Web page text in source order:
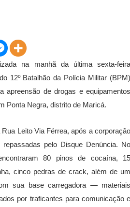
na manhã da última sexta-feira
12º Batalhão da Polícia Militar (BPM)
apreensão de drogas e equipamentos
Ponta Negra, distrito de Maricá.
Leito Via Férrea, após a corporação
repassadas pelo Disque Denúncia. No
80 pinos de cocaína, 15
cinco pedras de crack, além de um
sua base carregadora — materiais
por traficantes para comunicação e